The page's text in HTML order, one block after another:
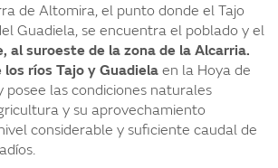
de Altomira, el punto donde el Tajo
Guadiela, se encuentra el poblado y el
al suroeste de la zona de la Alcarria.
ríos Tajo y Guadiela en la Hoya de
posee las condiciones naturales
y su aprovechamiento
considerable y suficiente caudal de